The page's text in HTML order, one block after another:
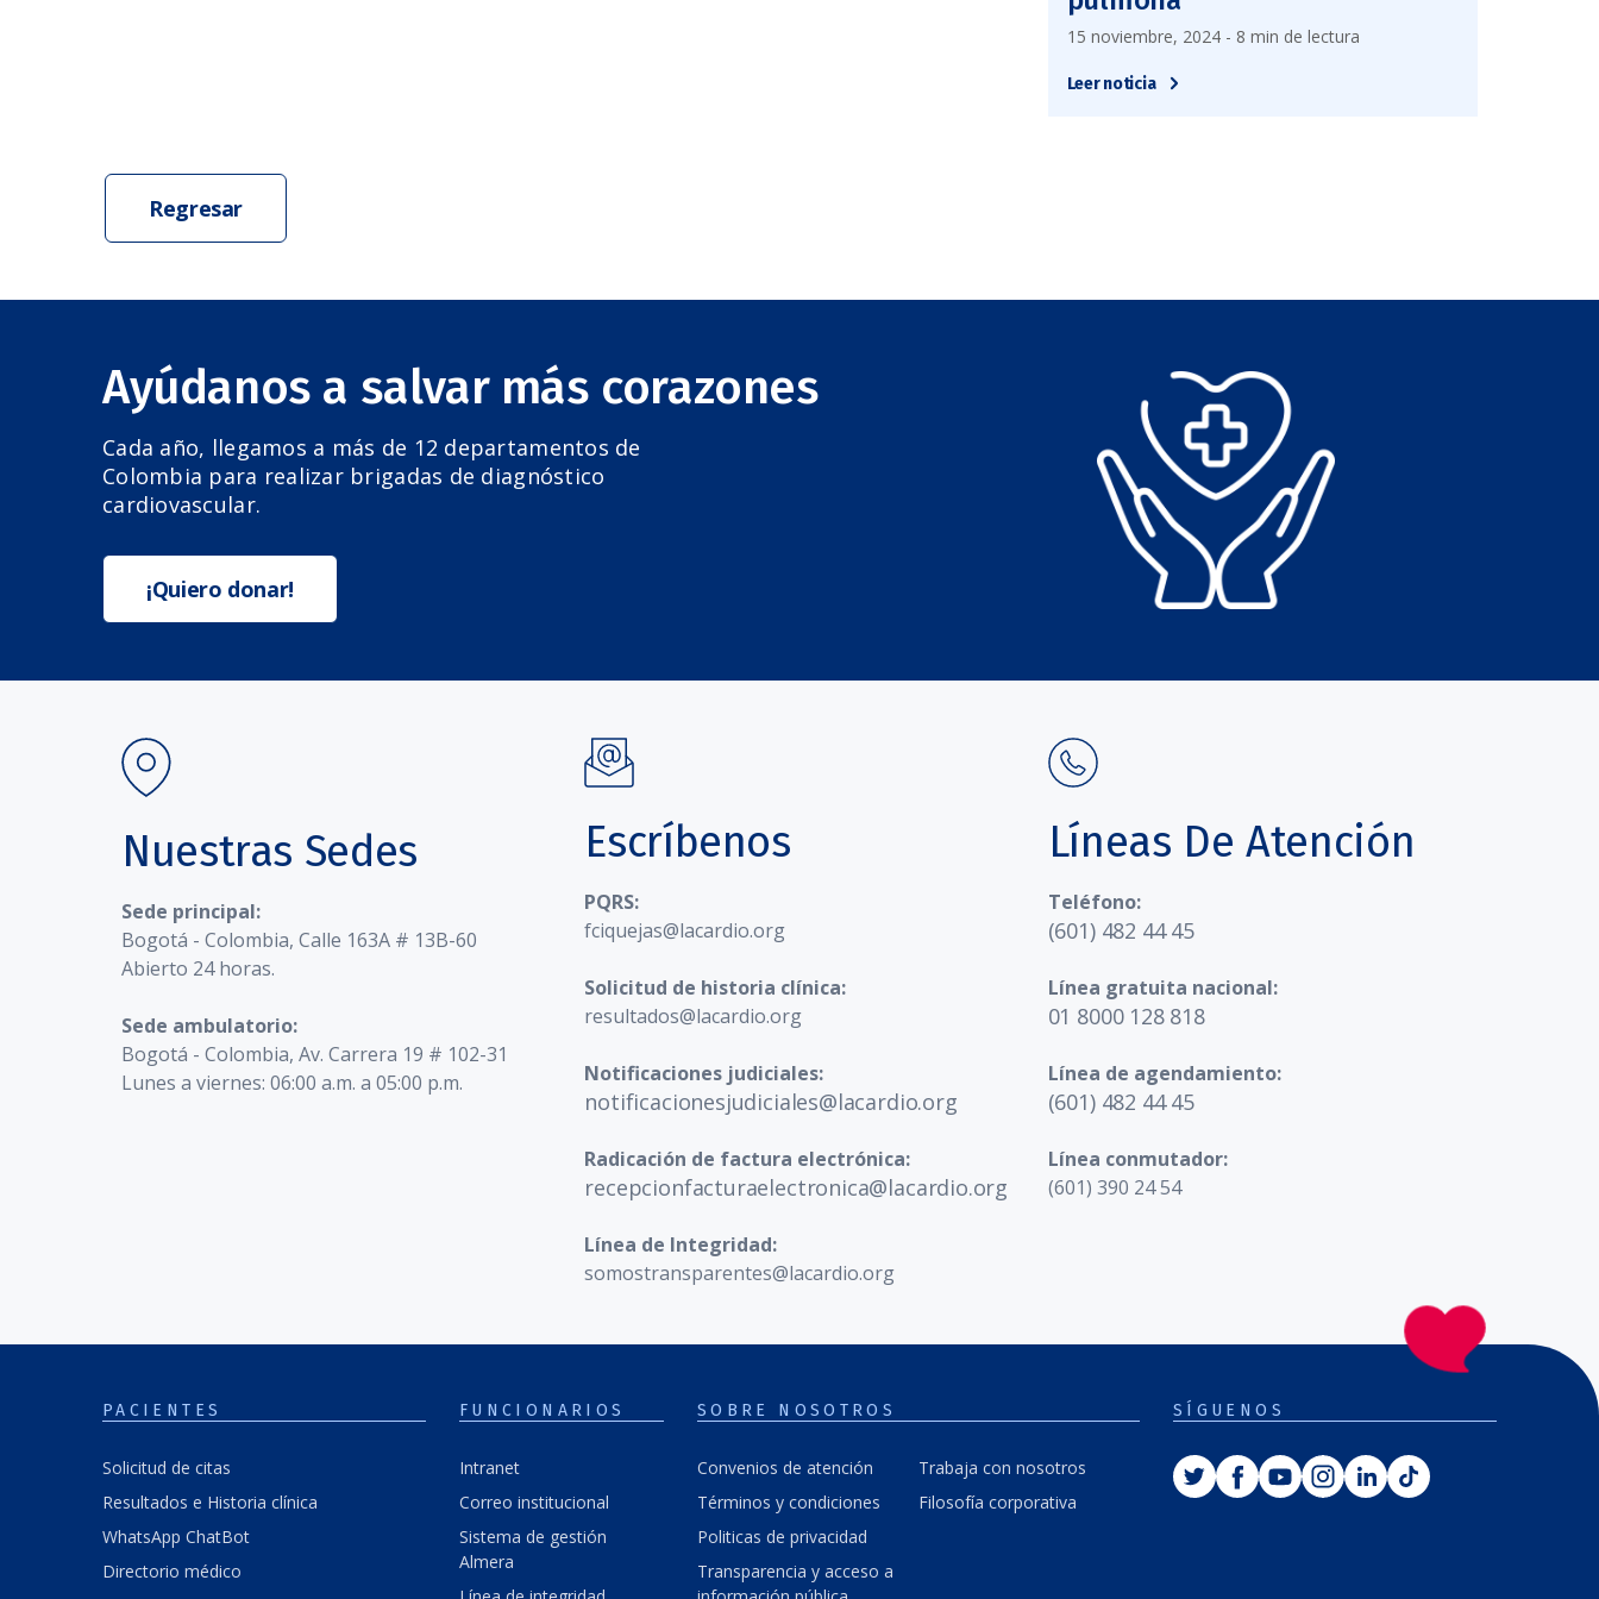
15 noviembre, 2024 - 8 min de lectura
Leer noticia
Regresar
Ayúdanos a salvar más corazones
Cada año, llegamos a más de 12 departamentos de
Colombia para realizar brigadas de diagnóstico
cardiovascular.
¡Quiero donar!
Nuestras Sedes
Sede principal:
Bogotá - Colombia, Calle 163A # 13B-60
Abierto 24 horas.
Sede ambulatorio:
Bogotá - Colombia, Av. Carrera 19 # 102-31
Lunes a viernes: 06:00 a.m. a 05:00 p.m.
Escríbenos
PQRS:
fciquejas@lacardio.org
Solicitud de historia clínica:
resultados@lacardio.org
Notificaciones judiciales:
notificacionesjudiciales@lacardio.org
Radicación de factura electrónica:
recepcionfacturaelectronica@lacardio.org
Línea de Integridad:
somostransparentes@lacardio.org
Líneas De Atención
Teléfono:
(601) 482 44 45
Línea gratuita nacional:
01 8000 128 818
Línea de agendamiento:
(601) 482 44 45
Línea conmutador:
(601) 390 24 54
PACIENTES
Solicitud de citas
Resultados e Historia clínica
WhatsApp ChatBot
Directorio médico
FUNCIONARIOS
Intranet
Correo institucional
Sistema de gestión
Almera
SOBRE NOSOTROS
Convenios de atención
Términos y condiciones
Politicas de privacidad
Transparencia y acceso a
Trabaja con nosotros
Filosofía corporativa
SÍGUENOS
TwitterFacebook
YoutubeInstagram
LinkedinTiktok